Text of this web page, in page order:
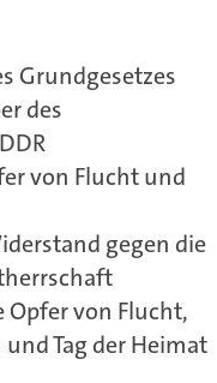
Grundgesetzes
des
von Flucht und
gegen die
Opfer von Flucht,
Tag der Heimat